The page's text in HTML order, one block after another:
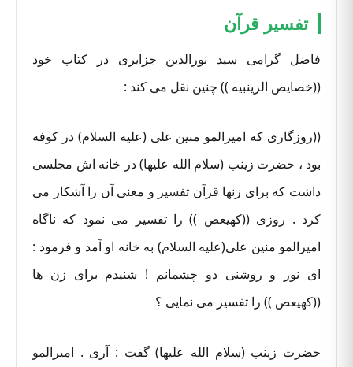
تفسیر قرآن
فاضل گرامی سید نورالدین جزایری در کتاب خود
((خصایص الزینبیه )) چنین نقل می کند :
((روزگاری که امیرالمو منین علی (علیه السلام) در کوفه
بود ، حضرت زینب (سلام الله علیها) در خانه اش مجلسی
داشت که برای زنها قرآن تفسیر و معنی آن را آشکار می
کرد . روزی ((کهیعص )) را تفسیر می نمود که ناگاه
امیرالمو منین علی(علیه السلام) به خانه او آمد و فرمود :
ای نور و روشنی دو چشمانم ! شنیدم برای زن ها
((کهیعص )) را تفسیر می نمایی ؟
حضرت زینب (سلام الله علیها) گفت : آری . امیرالمو